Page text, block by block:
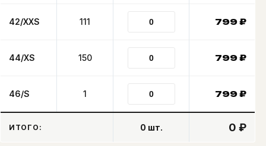
42/XXS 111 799₽
44/XS 150 799₽
46/S 1 799₽
ИТОГО: 0 шт. 0 ₽